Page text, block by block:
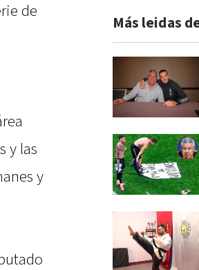
de
y las
y
Más leidas